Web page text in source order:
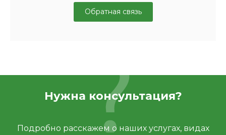
Обратная связь
Нужна консультация?
Подробно расскажем о наших услугах, видах